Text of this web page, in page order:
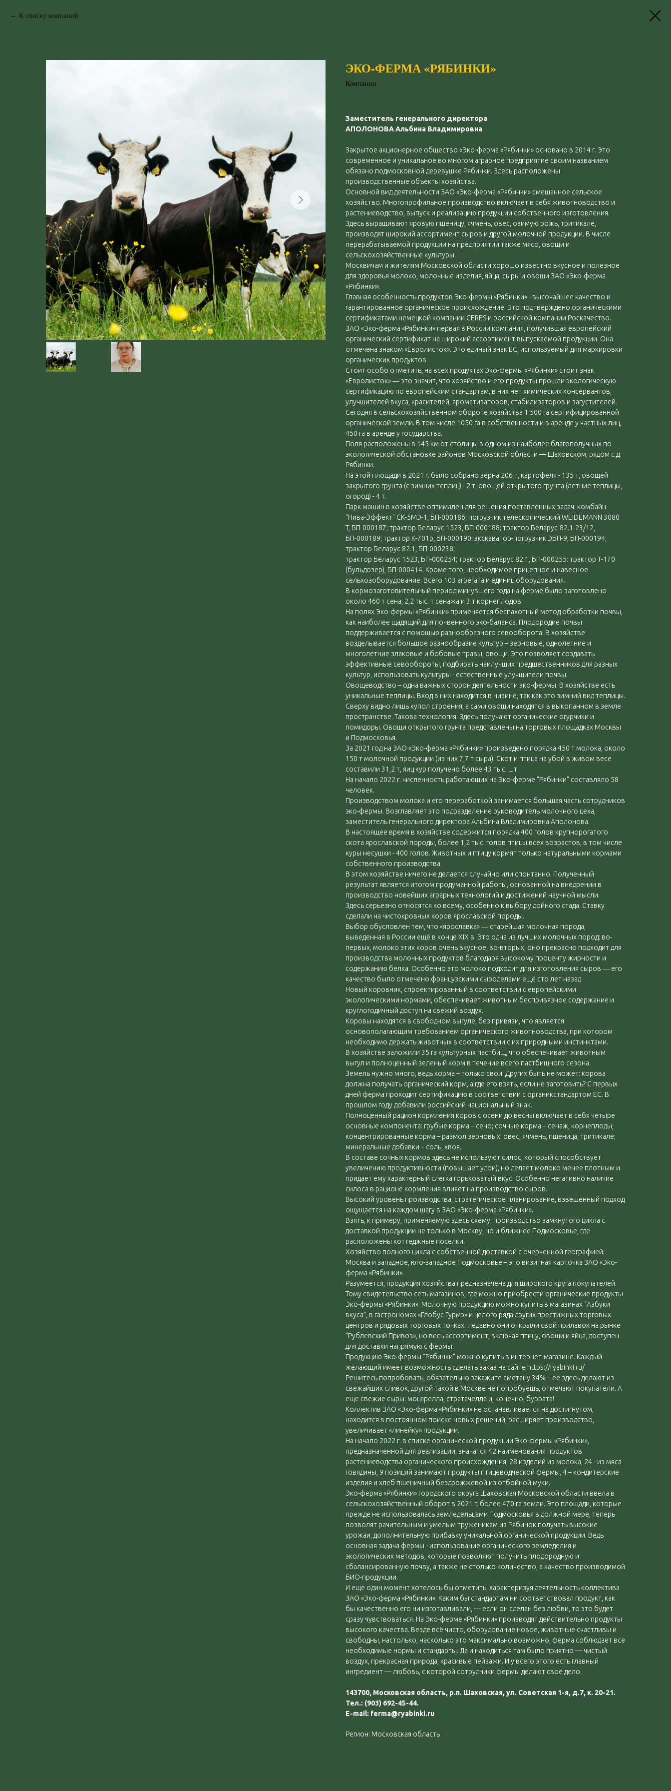
К списку компаний
ЭКО-ФЕРМА «РЯБИНКИ»
Компании
Заместитель генерального директора
АПОЛОНОВА Альбина Владимировна
Закрытое акционерное общество «Эко-ферма «Рябинки» основано в 2014 г. Это
современное и уникальное во многом аграрное предприятие своим названием
обязано подмосковной деревушке Рябинки. Здесь расположены
производственные объекты хозяйства.
Основной вид деятельности ЗАО «Эко-ферма «Рябинки» смешанное сельское
хозяйство. Многопрофильное производство включает в себя животноводство и
растениеводство, выпуск и реализацию продукции собственного изготовления.
Здесь выращивают яровую пшеницу, ячмень, овес, озимую рожь, тритикале,
производят широкий ассортимент сыров и другой молочной продукции. В числе
перерабатываемой продукции на предприятии также мясо, овощи и
сельскохозяйственные культуры.
Москвичам и жителям Московской области хорошо известно вкусное и полезное
для здоровья молоко, молочные изделия, яйца, сыры и овощи ЗАО «Эко-ферма
«Рябинки».
Главная особенность продуктов Эко-фермы «Рябинки» - высочайшее качество и
гарантированное органическое происхождение. Это подтверждено органическими
сертификатами немецкой компании CERES и российской компании Роскачество.
ЗАО «Эко-ферма «Рябинки» первая в России компания, получившая европейский
органический сертификат на широкий ассортимент выпускаемой продукции. Она
отмечена знаком «Евролисток». Это единый знак ЕС, используемый для маркировки
органических продуктов.
Стоит особо отметить, на всех продуктах Эко-фермы «Рябинки» стоит знак
«Евролисток» ― это значит, что хозяйство и его продукты прошли экологическую
сертификацию по европейским стандартам, в них нет химических консервантов,
улучшителей вкуса, красителей, ароматизаторов, стабилизаторов и загустителей.
Сегодня в сельскохозяйственном обороте хозяйства 1 500 га сертифицированной
органической земли. В том числе 1050 га в собственности и в аренде у частных лиц,
450 га в аренде у государства.
Поля расположены в 145 км от столицы в одном из наиболее благополучных по
экологической обстановке районов Московской области — Шаховском, рядом с д.
Рябинки.
На этой площади в 2021 г. было собрано зерна 206 т, картофеля - 135 т, овощей
закрытого грунта (с зимних теплиц) - 2 т, овощей открытого грунта (летние теплицы,
огород) - 4 т.
Парк машин в хозяйстве оптимален для решения поставленных задач: комбайн
"Нива-Эффект" СК-5МЭ-1, БП-000186; погрузчик телескопический WEIDEMANN 3080
T, БП-000187; трактор Беларус 1523, БП-000188; трактор Беларус-82.1-23/12,
БП-000189; трактор К-701р, БП-000190; экскаватор-погрузчик ЭБП-9, БП-000194;
трактор Беларус 82.1, БП-000238;
трактор Беларус 1523, БП-000254; трактор Беларус 82.1, БП-000255: трактор Т-170
(бульдозер), БП-000414. Кроме того, необходимое прицепное и навесное
сельхозоборудование. Всего 103 агрегата и единиц оборудования.
В кормозаготовительный период минувшего года на ферме было заготовлено
около 460 т сена, 2,2 тыс. т сенажа и 3 т корнеплодов.
На полях Эко-фермы «Рябинки» применяется беспахотный метод обработки почвы,
как наиболее щадящий для почвенного эко-баланса. Плодородие почвы
поддерживается с помощью разнообразного севооборота. В хозяйстве
возделывается большое разнообразие культур – зерновые, однолетние и
многолетние злаковые и бобовые травы, овощи. Это позволяет создавать
эффективные севообороты, подбирать наилучших предшественников для разных
культур, использовать культуры - естественные улучшители почвы.
Овощеводство – одна важных сторон деятельности эко-фермы. В хозяйстве есть
уникальные теплицы. Вход в них находится в низине, так как это зимний вид теплицы.
Сверху видно лишь купол строения, а сами овощи находятся в выкопанном в земле
пространстве. Такова технология. Здесь получают органические огурчики и
помидоры. Овощи открытого грунта представлены на торговых площадках Москвы
и Подмосковья.
За 2021 год на ЗАО «Эко-ферма «Рябинки» произведено порядка 450 т молока, около
150 т молочной продукции (из них 7,7 т сыра). Скот и птица на убой в живом весе
составили 31,2 т, яиц кур получено более 43 тыс. шт.
На начало 2022 г. численность работающих на Эко-ферме "Рябинки" составляло 58
человек.
Производством молока и его переработкой занимается большая часть сотрудников
эко-фермы. Возглавляет это подразделение руководитель молочного цеха,
заместитель генерального директора Альбина Владимировна Аполонова.
В настоящее время в хозяйстве содержится порядка 400 голов крупнорогатого
скота ярославской породы, более 1,2 тыс. голов птицы всех возрастов, в том числе
куры несушки - 400 голов. Животных и птицу кормят только натуральными кормами
собственного производства.
В этом хозяйстве ничего не делается случайно или спонтанно. Полученный
результат является итогом продуманной работы, основанной на внедрении в
производство новейших аграрных технологий и достижений научной мысли.
Здесь серьезно относятся ко всему, особенно к выбору дойного стада. Ставку
сделали на чистокровных коров ярославской породы.
Выбор обусловлен тем, что «ярославка» ― старейшая молочная порода,
выведенная в России ещё в конце XIX в. Это одна из лучших молочных пород: во-
первых, молоко этих коров очень вкусное, во-вторых, оно прекрасно подходит для
производства молочных продуктов благодаря высокому проценту жирности и
содержанию белка. Особенно это молоко подходит для изготовления сыров ― его
качество было отмечено французскими сыроделами ещё сто лет назад.
Новый коровник, спроектированный в соответствии с европейскими
экологическими нормами, обеспечивает животным беспривязное содержание и
круглогодичный доступ на свежий воздух.
Коровы находятся в свободном выгуле, без привязи, что является
основополагающим требованием органического животноводства, при котором
необходимо держать животных в соответствии с их природными инстинктами.
В хозяйстве заложили 35 га культурных пастбищ, что обеспечивает животным
выгул и полноценный зеленый корм в течение всего пастбищного сезона.
Земель нужно много, ведь корма – только свои. Других быть не может: корова
должна получать органический корм, а где его взять, если не заготовить? С первых
дней ферма проходит сертификацию в соответствии с органикстандартом ЕС. В
прошлом году добавили российский национальный знак.
Полноценный рацион кормления коров с осени до весны включает в себя четыре
основные компонента: грубые корма – сено; сочные корма – сенаж, корнеплоды,
концентрированные корма – размол зерновых: овес, ячмень, пшеница, тритикале;
минеральные добавки – соль, хвоя.
В составе сочных кормов здесь не используют силос, который способствует
увеличению продуктивности (повышает удои), но делает молоко менее плотным и
придает ему характерный слегка горьковатый вкус. Особенно негативно наличие
силоса в рационе кормления влияет на производство сыров.
Высокий уровень производства, стратегическое планирование, взвешенный подход
ощущается на каждом шагу в ЗАО «Эко-ферма «Рябинки».
Взять, к примеру, применяемую здесь схему: производство замкнутого цикла с
доставкой продукции не только в Москву, но и ближнее Подмосковье, где
расположены коттеджные поселки.
Хозяйство полного цикла с собственной доставкой с очерченной географией:
Москва и западное, юго-западное Подмосковье – это визитная карточка ЗАО «Эко-
ферма «Рябинки».
Разумеется, продукция хозяйства предназначена для широкого круга покупателей.
Тому свидетельство сеть магазинов, где можно приобрести органические продукты
Эко-фермы «Рябинки». Молочную продукцию можно купить в магазинах “Азбуки
вкуса”, в гастрономах «Глобус Гурмэ» и целого ряда других престижных торговых
центров и рядовых торговых точках. Недавно они открыли свой прилавок на рынке
“Рублевский Привоз», но весь ассортимент, включая птицу, овощи и яйца, доступен
для доставки напрямую с фермы.
Продукцию Эко-фермы "Рябинки" можно купить в интернет-магазине. Каждый
желающий имеет возможность сделать заказ на сайте https://ryabinki.ru/
Решитесь попробовать, обязательно закажите сметану 34% – ее здесь делают из
свежайших сливок, другой такой в Москве не попробуешь, отмечают покупатели. А
еще свежие сыры: моцарелла, стратачелла и, конечно, буррата!
Коллектив ЗАО «Эко-ферма «Рябинки» не останавливается на достигнутом,
находится в постоянном поиске новых решений, расширяет производство,
увеличивает «линейку» продукции.
На начало 2022 г. в списке органической продукции Эко-фермы «Рябинки»,
предназначенной для реализации, значатся 42 наименования продуктов
растениеводства органического происхождения, 28 изделий из молока, 24 - из мяса
говядины, 9 позиций занимают продукты птицеводческой фермы, 4 – кондитерские
изделия и хлеб пшеничный бездрожжевой из отбойной муки.
Эко-ферма «Рябинки» городского округа Шаховская Московской области ввела в
сельскохозяйственный оборот в 2021 г. более 470 га земли. Это площади, которые
прежде не использовалась земледельцами Подмосковья в должной мере, теперь
позволят рачительным и умелым труженикам из Рябинок получать высокие
урожаи, дополнительную прибавку уникальной органической продукции. Ведь
основная задача фермы - использование органического земледелия и
экологических методов, которые позволяют получить плодородную и
сбалансированную почву, а также не столько количество, а качество производимой
БИО-продукции.
И еще один момент хотелось бы отметить, характеризуя деятельность коллектива
ЗАО «Эко-ферма «Рябинки». Каким бы стандартам ни соответствовал продукт, как
бы качественно его ни изготавливали, — если он сделан без любви, то это будет
сразу чувствоваться. На Эко-ферме «Рябинки» производят действительно продукты
высокого качества. Везде всё чисто, оборудование новое, животные счастливы и
свободны, настолько, насколько это максимально возможно, ферма соблюдает все
необходимые нормы и стандарты. Да и находиться там было приятно — чистый
воздух, прекрасная природа, красивые пейзажи. И у всего этого есть главный
ингредиент — любовь, с которой сотрудники фермы делают своё дело.
143700, Московская область, р.п. Шаховская, ул. Советская 1-я, д.7, к. 20-21.
Тел.: (903) 692-45-44.
E-mail: ferma@ryabinki.ru
Регион: Московская область